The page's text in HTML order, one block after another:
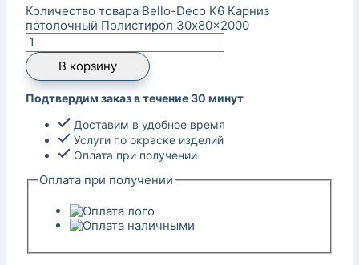
Количество товара Bello-Deco K6 Карниз
потолочный Полистирол 30x80x2000
В корзину
Подтвердим заказ в течение 30 минут
Доставим в удобное время
Услуги по окраске изделий
Оплата при получении
Оплата при получении